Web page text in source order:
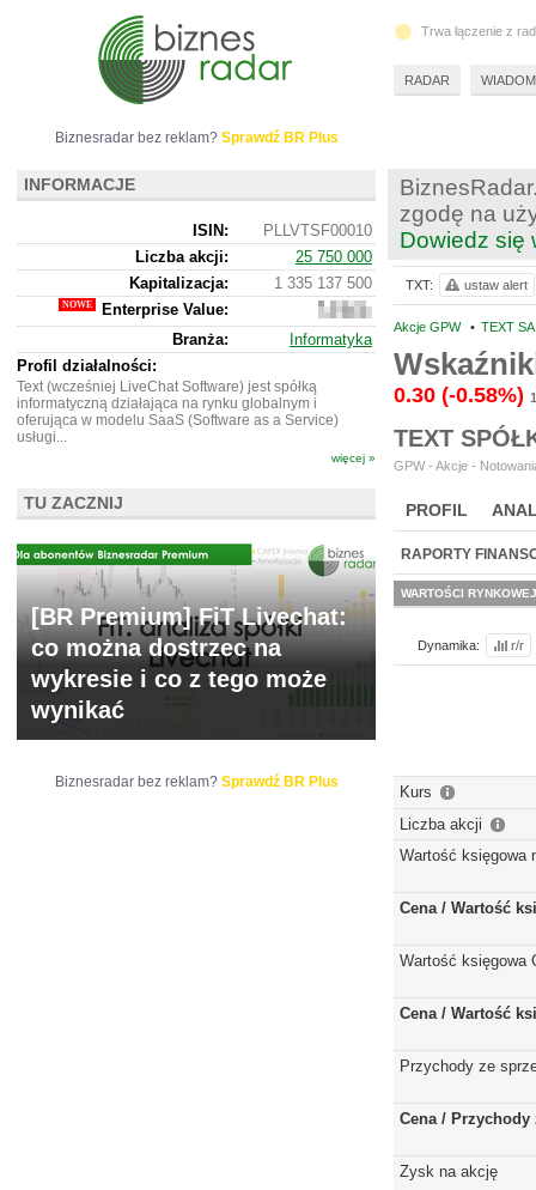
zgodę na
Dowiedz się
Akcje GPW • TEXT
0.30 (-0.58%)
TEXT
GPW - Akcje -
PROFIL
WYCENA BR
RAPORTY
WARTOŚCI RYNKOWEJ
Dynamika: r/r
Kurs
Liczba akcji
Wartość księgowa
Cena / Wartość
Wartość księgowa
Cena / Wartość
Przychody ze
Cena / Przychody
Zysk na akcję
TXT: ustaw alert
Biznesradar bez reklam? Sprawdź BR Plus
INFORMACJE
ISIN:
PLLVTSF00010
Liczba akcji:
25 750 000
Kapitalizacja:
1 335 137 500
Enterprise Value:
1
276
615
Branża:
Informatyka
Profil działalności:
Text (wcześniej LiveChat Software) jest spółką
informatyczną działająca na rynku globalnym i
oferująca w modelu SaaS (Software as a Service)
usługi...
więcej »
TU ZACZNIJ
[BR Premium] FiT Livechat:
co można dostrzec na
wykresie i co z tego może
wynikać
Biznesradar bez reklam? Sprawdź BR Plus
Trwa łączenie z
RADAR